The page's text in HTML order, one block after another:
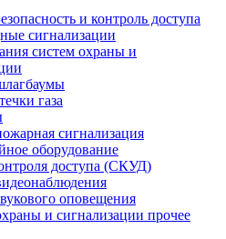
и контроль доступа
сигнализации
систем охраны и
газа
сигнализация
оборудование
доступа (СКУД)
оповещения
и сигнализации прочее